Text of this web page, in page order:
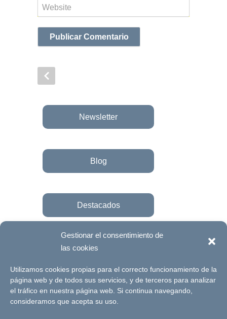
Gestionar el consentimiento de
las cookies
Utilizamos cookies propias para el correcto funcionamiento de la
página web y de todos sus servicios, y de terceros para analizar
el tráfico en nuestra página web. Si continua navegando,
consideramos que acepta su uso.
Web
Newsletter
Blog
Destacados
Únete a la fundación
© Futuro Singular Córdoba 2017. Web
desarrollada por